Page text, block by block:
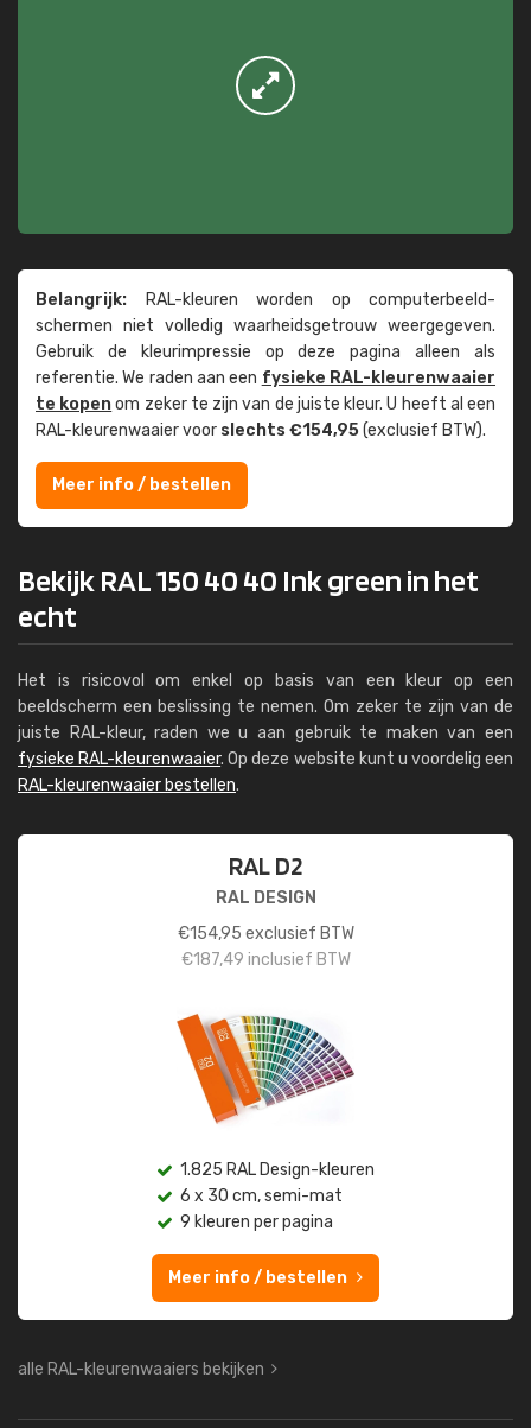
Belangrijk: RAL-kleuren worden op computer­beeld­
schermen niet volledig waarheids­­getrouw weer­gegeven.
Gebruik de kleur­impressie op deze pagina alleen als
referentie. We raden aan een fysieke RAL-kleuren­waaier
te kopenom zeker te zijn van de juiste kleur. U heeft al een
RAL-kleuren­waaier voor slechts €154,95(exclusief BTW).
Meer info / bestellen
Bekijk RAL 150 40 40 Ink green in het
echt
Het is risicovol om enkel op basis van een kleur op een
beeldscherm een beslissing te nemen. Om zeker te zijn van de
juiste RAL-kleur, raden we u aan gebruik te maken van een
fysieke RAL-kleurenwaaier. Op deze website kunt u voordelig een
RAL-kleurenwaaier bestellen.
RAL D2
RAL DESIGN
€154,95 exclusief BTW
€187,49 inclusief BTW
1.825 RAL Design-kleuren
6 x 30 cm, semi-mat
9 kleuren per pagina
Meer info / bestellen
alle RAL-kleurenwaaiers bekijken